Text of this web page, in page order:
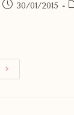
30/01/2015